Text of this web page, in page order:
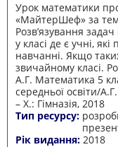
Урок математики
«МайтерШеф» за
Розв’язування
у класі де є учні,
навчанні. Якщо
звичайному класі.
А.Г. Математика 5
середньої освіти/
– Х.: Гімназія, 2018
Тип ресурсу:
Рік видання: 2018